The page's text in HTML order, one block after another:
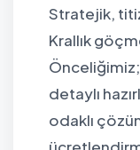
Stratejik,
Krallık
Önceliğimiz;
detaylı
odaklı